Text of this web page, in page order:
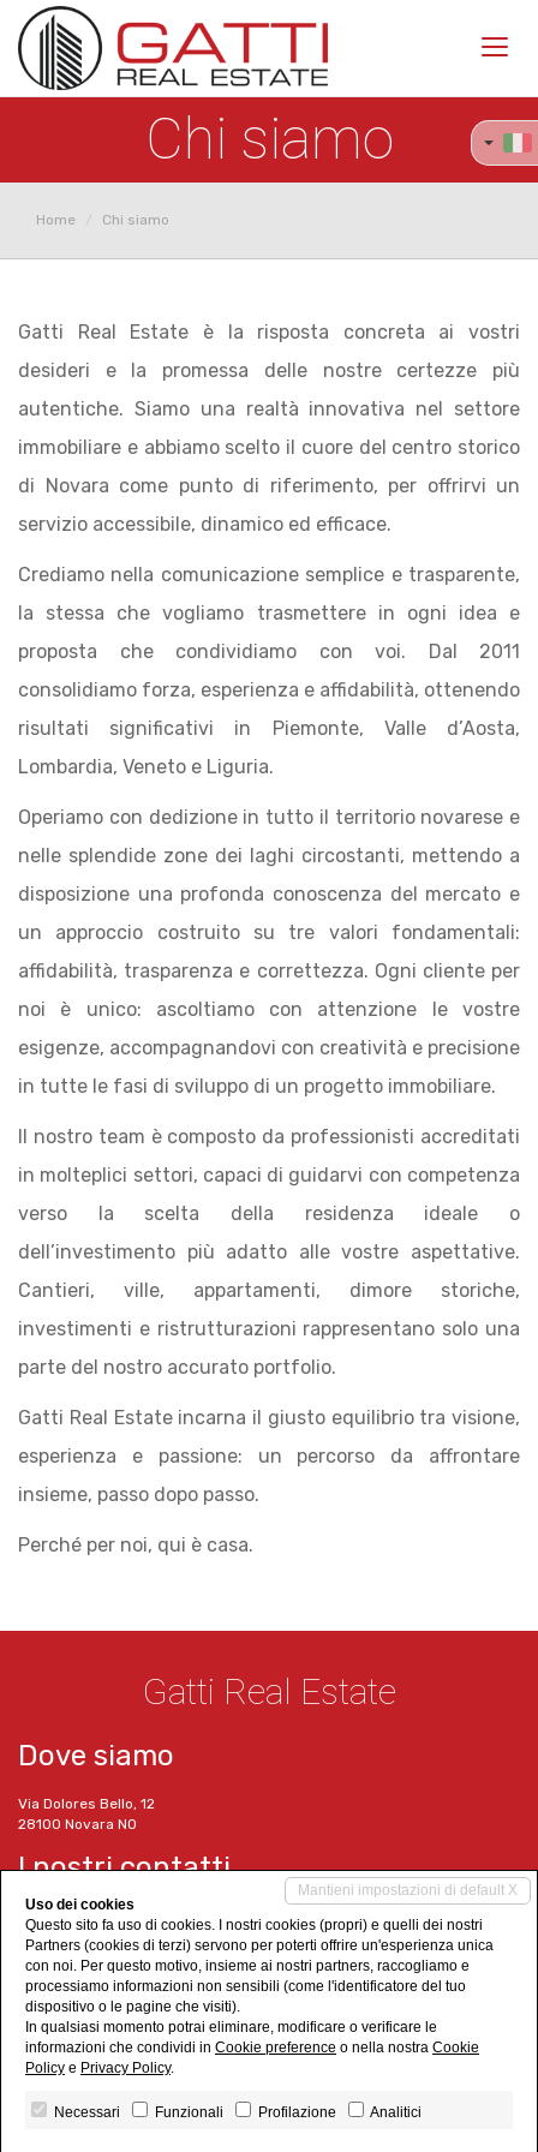
Chi siamo
Home Chi siamo
Gatti Real Estate è la risposta concreta ai vostri
desideri e la promessa delle nostre certezze più
autentiche. Siamo una realtà innovativa nel settore
immobiliare e abbiamo scelto il cuore del centro storico
di Novara come punto di riferimento, per offrirvi un
servizio accessibile, dinamico ed efficace.
Crediamo nella comunicazione semplice e trasparente,
la stessa che vogliamo trasmettere in ogni idea e
proposta che condividiamo con voi. Dal 2011
consolidiamo forza, esperienza e affidabilità, ottenendo
risultati significativi in Piemonte, Valle d’Aosta,
Lombardia, Veneto e Liguria.
Operiamo con dedizione in tutto il territorio novarese e
nelle splendide zone dei laghi circostanti, mettendo a
disposizione una profonda conoscenza del mercato e
un approccio costruito su tre valori fondamentali:
affidabilità, trasparenza e correttezza. Ogni cliente per
noi è unico: ascoltiamo con attenzione le vostre
esigenze, accompagnandovi con creatività e precisione
in tutte le fasi di sviluppo di un progetto immobiliare.
Il nostro team è composto da professionisti accreditati
in molteplici settori, capaci di guidarvi con competenza
verso la scelta della residenza ideale o
dell’investimento più adatto alle vostre aspettative.
Cantieri, ville, appartamenti, dimore storiche,
investimenti e ristrutturazioni rappresentano solo una
parte del nostro accurato portfolio.
Gatti Real Estate incarna il giusto equilibrio tra visione,
esperienza e passione: un percorso da affrontare
insieme, passo dopo passo.
Perché per noi, qui è casa.
Gatti Real Estate
Dove siamo
Via Dolores Bello, 12
28100 Novara NO
I nostri contatti
Tel. 0321 1518290
Cell. 351 6347423
info@gattirealestate.it
www.gattirealestate.it
Social Networks
Mantieni impostazioni di default X
Uso dei cookies
Questo sito fa uso di cookies. I nostri cookies (propri) e quelli dei nostri
Partners (cookies di terzi) servono per poterti offrire un'esperienza unica
con noi. Per questo motivo, insieme ai nostri partners, raccogliamo e
processiamo informazioni non sensibili (come l'identificatore del tuo
dispositivo o le pagine che visiti).
In qualsiasi momento potrai eliminare, modificare o verificare le
informazioni che condividi in Cookie preference o nella nostra Cookie
Policy e Privacy Policy.
Necessari Funzionali Profilazione Analitici